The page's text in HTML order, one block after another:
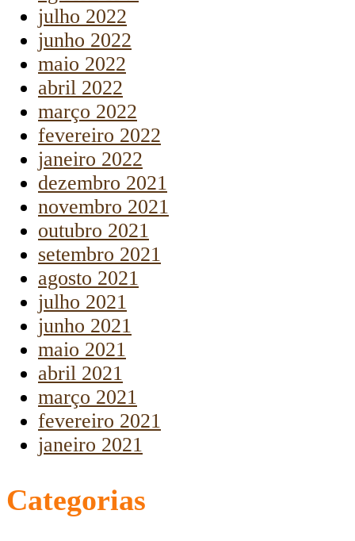
julho 2022
junho 2022
maio 2022
abril 2022
março 2022
fevereiro 2022
janeiro 2022
dezembro 2021
novembro 2021
outubro 2021
setembro 2021
agosto 2021
julho 2021
junho 2021
maio 2021
abril 2021
março 2021
fevereiro 2021
janeiro 2021
Categorias